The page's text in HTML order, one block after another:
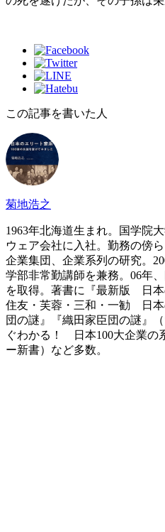
この記事を書いた人
菊地浩之
1963年北海道生まれ。国学院
ウェア会社に入社。勤務の傍
企業集団、企業系列の研究。
学部非常勤講師を兼務。06年
を取得。著書に『最新版 日本
住友・芙蓉・三和・一勧 日
団の謎』『織田家臣団の謎』
ぐわかる！ 日本100大企業の
ー新書）など多数。